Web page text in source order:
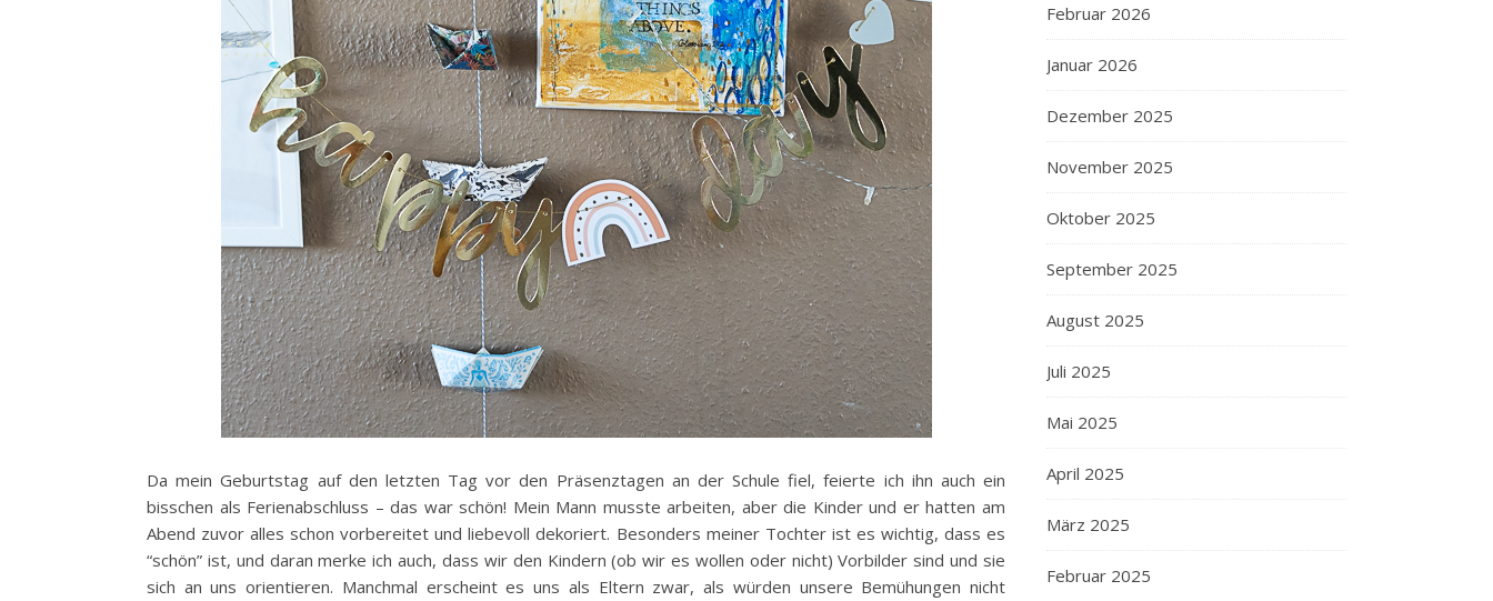
Da mein Geburtstag auf den letzten Tag vor den Präsenztagen an der Schule fiel, feierte ich ihn auch ein
bisschen als Ferienabschluss – das war schön! Mein Mann musste arbeiten, aber die Kinder und er hatten am
Abend zuvor alles schon vorbereitet und liebevoll dekoriert. Besonders meiner Tochter ist es wichtig, dass es
“schön” ist, und daran merke ich auch, dass wir den Kindern (ob wir es wollen oder nicht) Vorbilder sind und sie
sich an uns orientieren. Manchmal erscheint es uns als Eltern zwar, als würden unsere Bemühungen nicht
Februar 2026
Januar 2026
Dezember 2025
November 2025
Oktober 2025
September 2025
August 2025
Juli 2025
Mai 2025
April 2025
März 2025
Februar 2025